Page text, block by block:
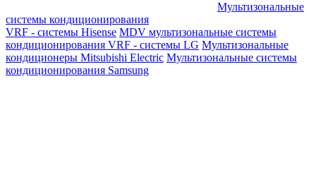
Мультизональные
системы кондиционирования
VRF - системы Hisense MDV мультизональные системы
кондиционирования VRF - системы LG Мультизональные
кондиционеры Mitsubishi Electric Мультизональные системы
кондиционирования Samsung